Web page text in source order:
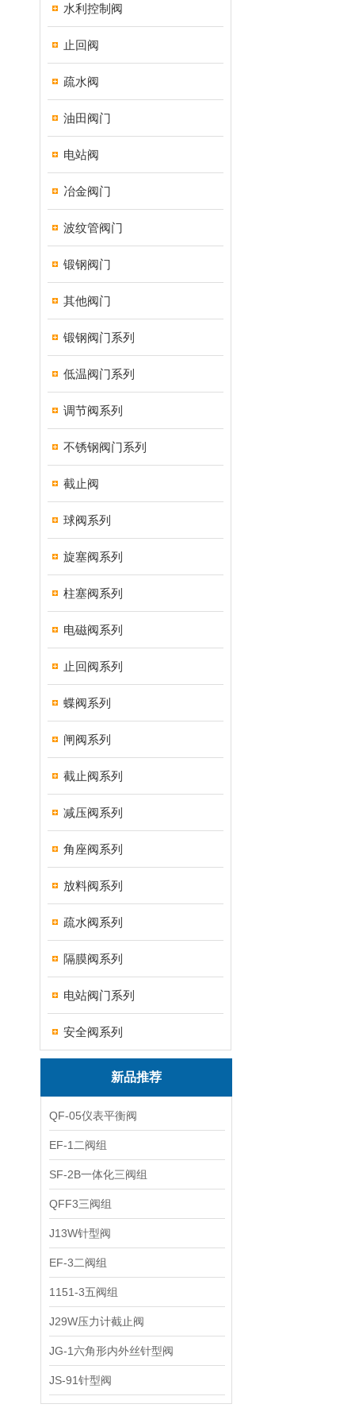
水利控制阀
止回阀
疏水阀
油田阀门
电站阀
冶金阀门
波纹管阀门
锻钢阀门
其他阀门
锻钢阀门系列
低温阀门系列
调节阀系列
不锈钢阀门系列
截止阀
球阀系列
旋塞阀系列
柱塞阀系列
电磁阀系列
止回阀系列
蝶阀系列
闸阀系列
截止阀系列
减压阀系列
角座阀系列
放料阀系列
疏水阀系列
隔膜阀系列
电站阀门系列
安全阀系列
新品推荐
QF-05仪表平衡阀
EF-1二阀组
SF-2B一体化三阀组
QFF3三阀组
J13W针型阀
EF-3二阀组
1151-3五阀组
J29W压力计截止阀
JG-1六角形内外丝针型阀
JS-91针型阀